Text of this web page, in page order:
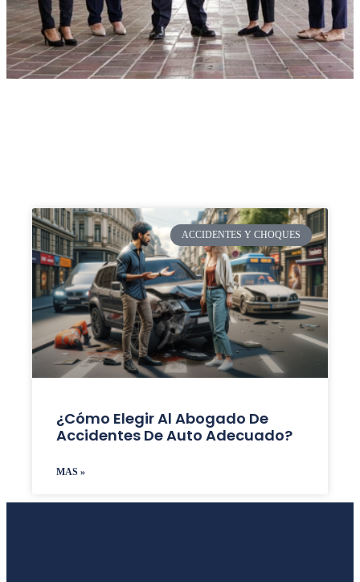
ACCIDENTES Y CHOQUES
¿Cómo Elegir Al Abogado De
Accidentes De Auto Adecuado?
MAS »